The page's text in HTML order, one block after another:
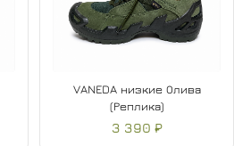
VANEDA низкие Олива
(Реплика)
3 390 ₽